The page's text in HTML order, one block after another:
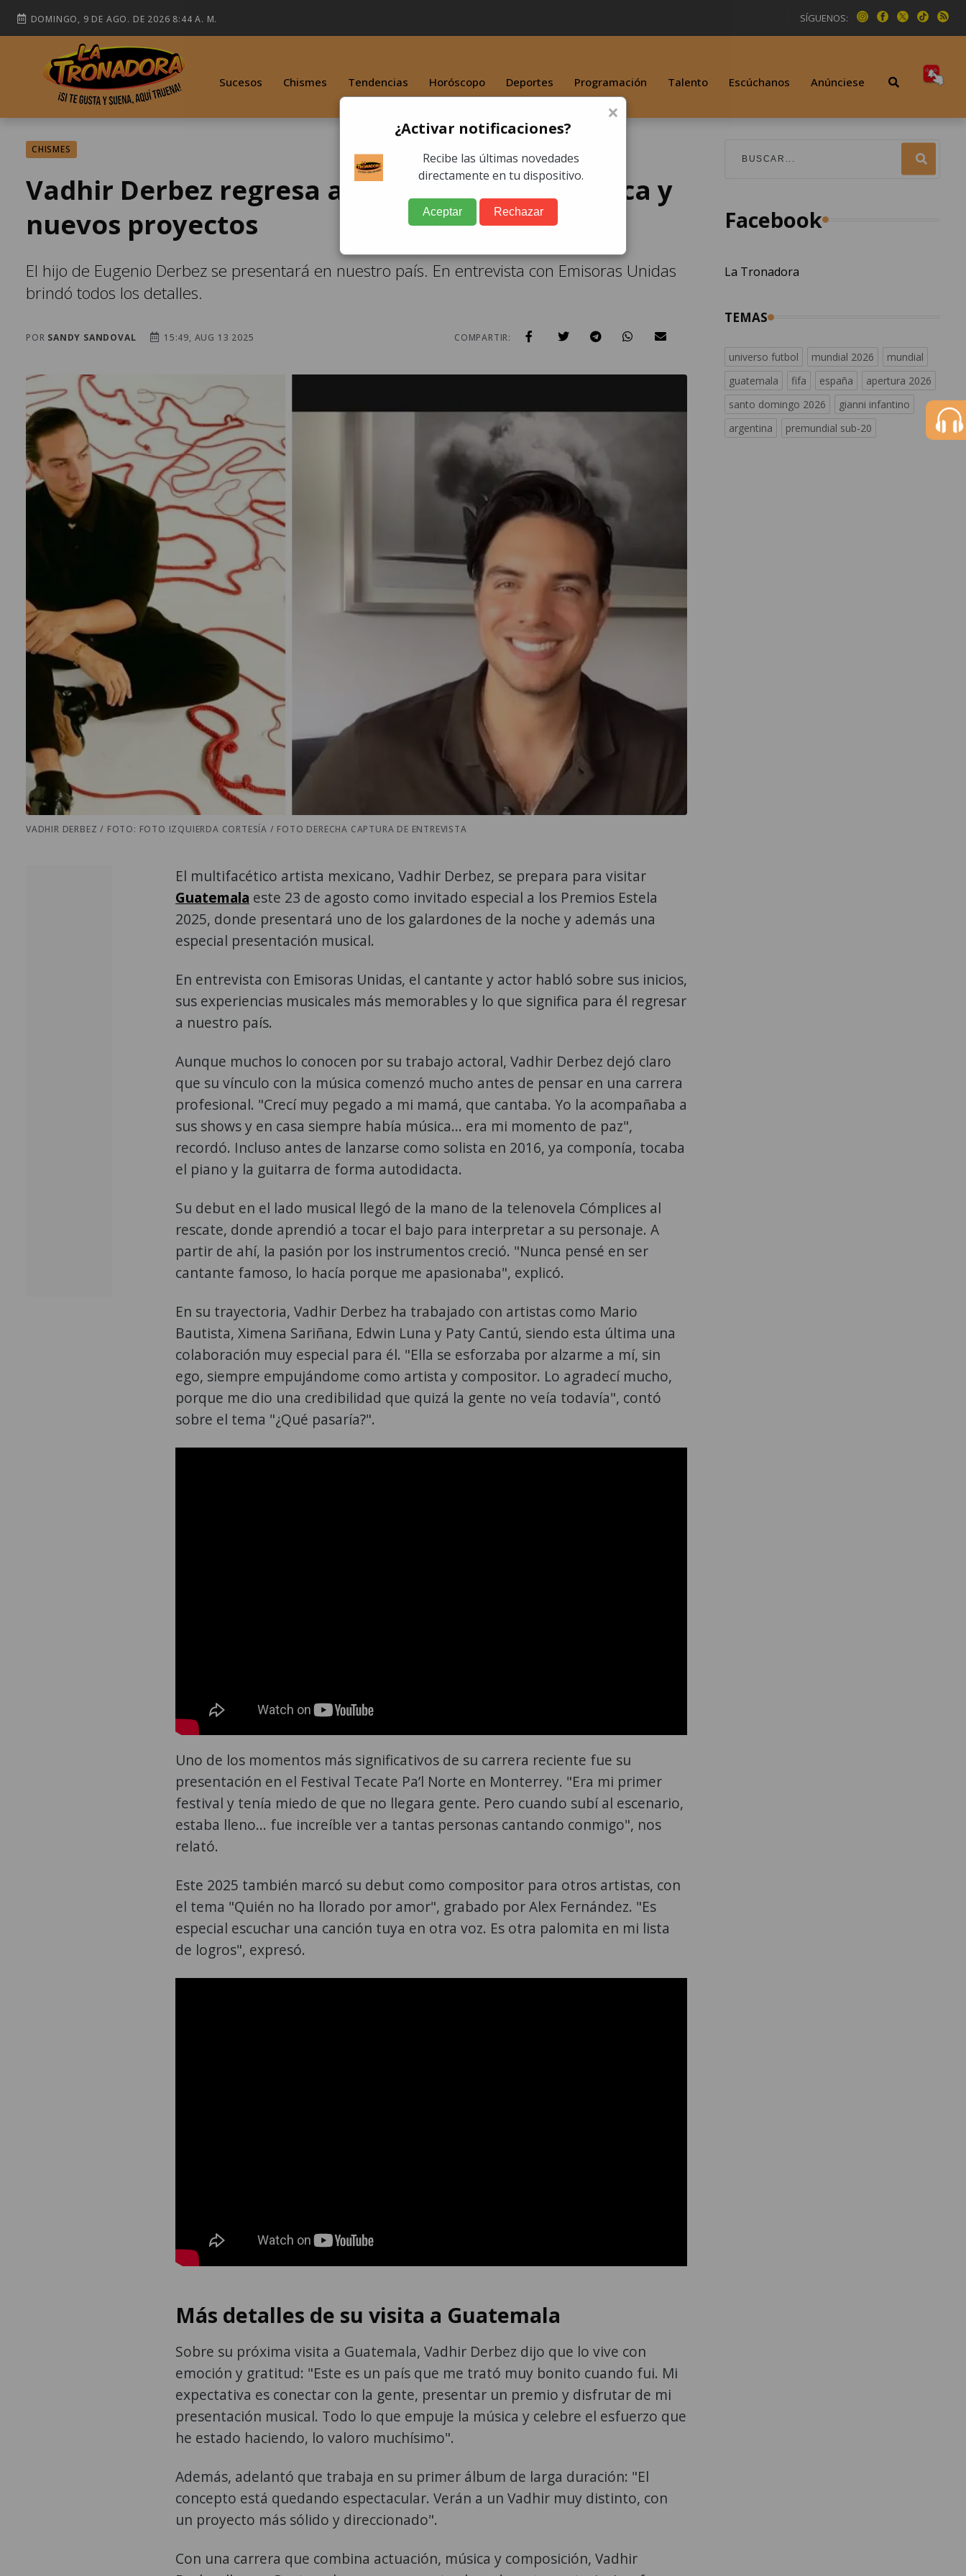
DOMINGO, 9 DE AGO. DE 2026 8:44 A. M. SÍGUENOS:
Sucesos Chismes Tendencias Horóscopo Deportes Programación Talento Escúchanos Anúnciese
CHISMES
Vadhir Derbez regresa a Guatemala con música y
nuevos proyectos
El hijo de Eugenio Derbez se presentará en nuestro país. En entrevista con Emisoras Unidas
brindó todos los detalles.
POR SANDY SANDOVAL 15:49, AUG 13 2025 COMPARTIR:
VADHIR DERBEZ / FOTO: FOTO IZQUIERDA CORTESÍA / FOTO DERECHA CAPTURA DE ENTREVISTA
El multifacético artista mexicano, Vadhir Derbez, se prepara para visitar
Guatemala este 23 de agosto como invitado especial a los Premios Estela
2025, donde presentará uno de los galardones de la noche y además una
especial presentación musical.
En entrevista con Emisoras Unidas, el cantante y actor habló sobre sus inicios,
sus experiencias musicales más memorables y lo que significa para él regresar
a nuestro país.
Aunque muchos lo conocen por su trabajo actoral, Vadhir Derbez dejó claro
que su vínculo con la música comenzó mucho antes de pensar en una carrera
profesional. "Crecí muy pegado a mi mamá, que cantaba. Yo la acompañaba a
sus shows y en casa siempre había música... era mi momento de paz",
recordó. Incluso antes de lanzarse como solista en 2016, ya componía, tocaba
el piano y la guitarra de forma autodidacta.
Su debut en el lado musical llegó de la mano de la telenovela Cómplices al
rescate, donde aprendió a tocar el bajo para interpretar a su personaje. A
partir de ahí, la pasión por los instrumentos creció. "Nunca pensé en ser
cantante famoso, lo hacía porque me apasionaba", explicó.
En su trayectoria, Vadhir Derbez ha trabajado con artistas como Mario
Bautista, Ximena Sariñana, Edwin Luna y Paty Cantú, siendo esta última una
colaboración muy especial para él. "Ella se esforzaba por alzarme a mí, sin
ego, siempre empujándome como artista y compositor. Lo agradecí mucho,
porque me dio una credibilidad que quizá la gente no veía todavía", contó
sobre el tema "¿Qué pasaría?".
Uno de los momentos más significativos de su carrera reciente fue su
presentación en el Festival Tecate Pa’l Norte en Monterrey. "Era mi primer
festival y tenía miedo de que no llegara gente. Pero cuando subí al escenario,
estaba lleno... fue increíble ver a tantas personas cantando conmigo", nos
relató.
Este 2025 también marcó su debut como compositor para otros artistas, con
el tema "Quién no ha llorado por amor", grabado por Alex Fernández. "Es
especial escuchar una canción tuya en otra voz. Es otra palomita en mi lista
de logros", expresó.
Más detalles de su visita a Guatemala
Sobre su próxima visita a Guatemala, Vadhir Derbez dijo que lo vive con
emoción y gratitud: "Este es un país que me trató muy bonito cuando fui. Mi
expectativa es conectar con la gente, presentar un premio y disfrutar de mi
presentación musical. Todo lo que empuje la música y celebre el esfuerzo que
he estado haciendo, lo valoro muchísimo".
Además, adelantó que trabaja en su primer álbum de larga duración: "El
concepto está quedando espectacular. Verán a un Vadhir muy distinto, con
un proyecto más sólido y direccionado".
Con una carrera que combina actuación, música y composición, Vadhir
Facebook
La Tronadora
TEMAS
universo futbol mundial 2026
mundial
guatemala
fifa españa
apertura 2026
santo domingo 2026
gianni infantino
argentina
premundial sub-20
×
¿Activar notificaciones?
Recibe las últimas novedades
directamente en tu dispositivo.
Aceptar Rechazar